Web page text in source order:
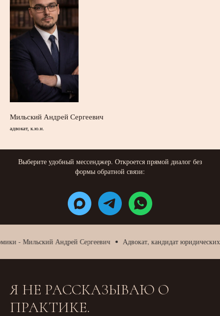
Мильский Андрей Сергеевич
адвокат, к.ю.н.
Выберите удобный мессенджер. Откроется прямой диалог без
формы обратной связи:
Мильский Андрей Сергеевич Адвокат, кандидат юридических
Я НЕ РАССКАЗЫВАЮ О
ПРАКТИКЕ.